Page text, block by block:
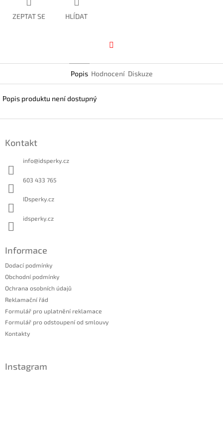
ZEPTAT SE HLÍDAT
Popis Hodnocení Diskuze
Popis produktu není dostupný
Kontakt
info@idsperky.cz
603 433 765
IDsperky.cz
idsperky.cz
Informace
Dodací podmínky
Obchodní podmínky
Ochrana osobních údajů
Reklamační řád
Formulář pro uplatnění reklamace
Formulář pro odstoupení od smlouvy
Kontakty
Instagram